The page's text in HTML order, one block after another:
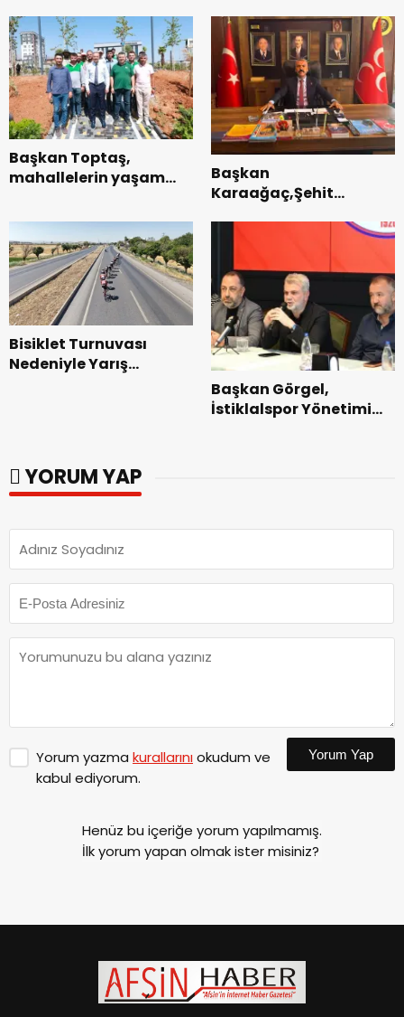
Tamamlandı.
Başkan Toptaş,
mahallelerin yaşam
parkları ziyaret etti.
Başkan
Karaağaç,Şehit
Bisiklet Turnuvası
Nedeniyle Yarış
Başkan Görgel,
İstiklalspor Yönetimi
YORUM YAP
Yorum yazma kurallarınıokudum ve
kabul ediyorum.
Yorum Yap
Henüz bu içeriğe yorum yapılmamış.
İlk yorum yapan olmak ister misiniz?